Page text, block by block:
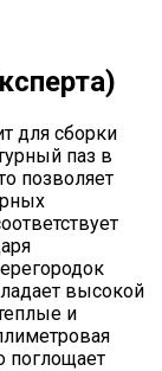
для сборки
паз в
позволяет
высокой
и
поглощает